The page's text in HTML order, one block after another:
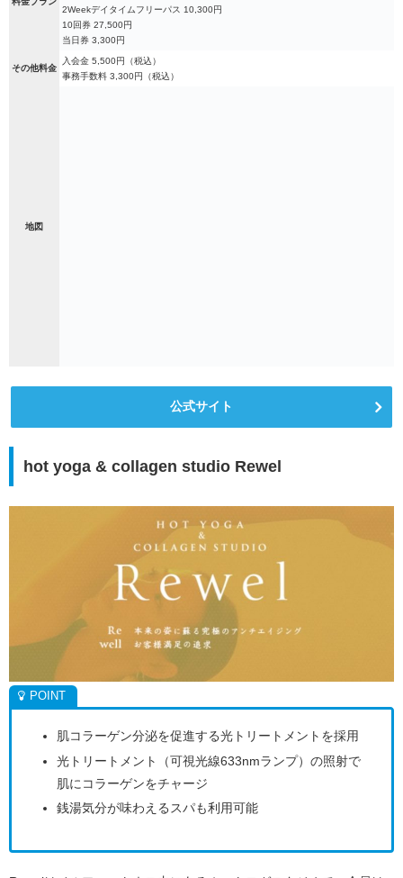
2Weekデイタイムフリーパス 10,300円
10回券 27,500円
当日券 3,300円
その他料金
入会金 5,500円（税込）
事務手数料 3,300円（税込）
地図
公式サイト
hot yoga & collagen studio Rewel
肌コラーゲン分泌を促進する光トリートメントを採用
光トリートメント（可視光線633nmランプ）の照射で
肌にコラーゲンをチャージ
銭湯気分が味わえるスパも利用可能